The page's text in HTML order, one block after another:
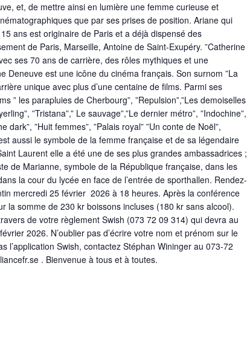
et, de mettre ainsi en lumière une femme curieuse et
que par ses prises de position. Ariane qui
ans est originaire de Paris et a déjà dispensé des
de Paris, Marseille, Antoine de Saint-Exupéry. ”Catherine
ses 70 ans de carrière, des rôles mythiques et une
Deneuve est une icône du cinéma français. Son surnom ”La
unique avec plus d’une centaine de films. Parmi ses
” les parapluies de Cherbourg”, ”Repulsion”,”Les demoiselles
”Tristana”,” Le sauvage”,”Le dernier métro”, ”Indochine”,
dark”, ”Huit femmes”, ”Palais royal” ”Un conte de Noël”,
aussi le symbole de la femme française et de sa légendaire
Laurent elle a été une de ses plus grandes ambassadrices ;
de Marianne, symbole de la République française, dans les
la cour du lycée en face de l’entrée de sporthallen. Rendez-
mercredi 25 février 2026 à 18 heures. Après la conférence
la somme de 230 kr boissons incluses (180 kr sans alcool).
de votre règlement Swish (073 72 09 314) qui devra au
2026. N’oublier pas d’écrire votre nom et prénom sur le
l’application Swish, contactez Stéphan Wininger au 073-72
. Bienvenue à tous et à toutes.